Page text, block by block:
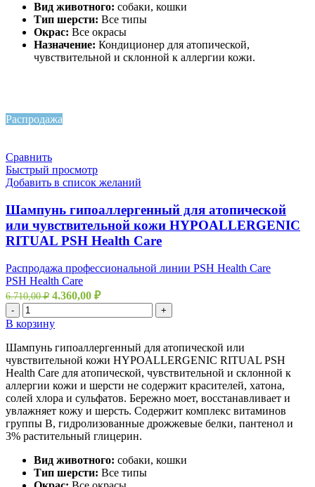
Вид животного: собаки, кошки
Тип шерсти: Все типы
Окрас: Все окрасы
Назначение: Кондиционер для атопической,
чувствительной и склонной к аллергии кожи.
Распродажа
Сравнить
Быстрый просмотр
Добавить в список желаний
Шампунь гипоаллергенный для атопической
или чувствительной кожи HYPOALLERGENIC
RITUAL PSH Health Care
Распродажа профессиональной линии PSH Health Care
PSH Health Care
6.710,00₽ 4.360,00 ₽
- +
В корзину
Шампунь гипоаллергенный для атопической или
чувствительной кожи HYPOALLERGENIC RITUAL PSH
Health Care для атопической, чувствительной и склонной к
аллергии кожи и шерсти не содержит красителей, хатона,
солей хлора и сульфатов. Бережно моет, восстанавливает и
увлажняет кожу и шерсть. Содержит комплекс витаминов
группы B, гидролизованные дрожжевые белки, пантенол и
3% растительный глицерин.
Вид животного: собаки, кошки
Тип шерсти: Все типы